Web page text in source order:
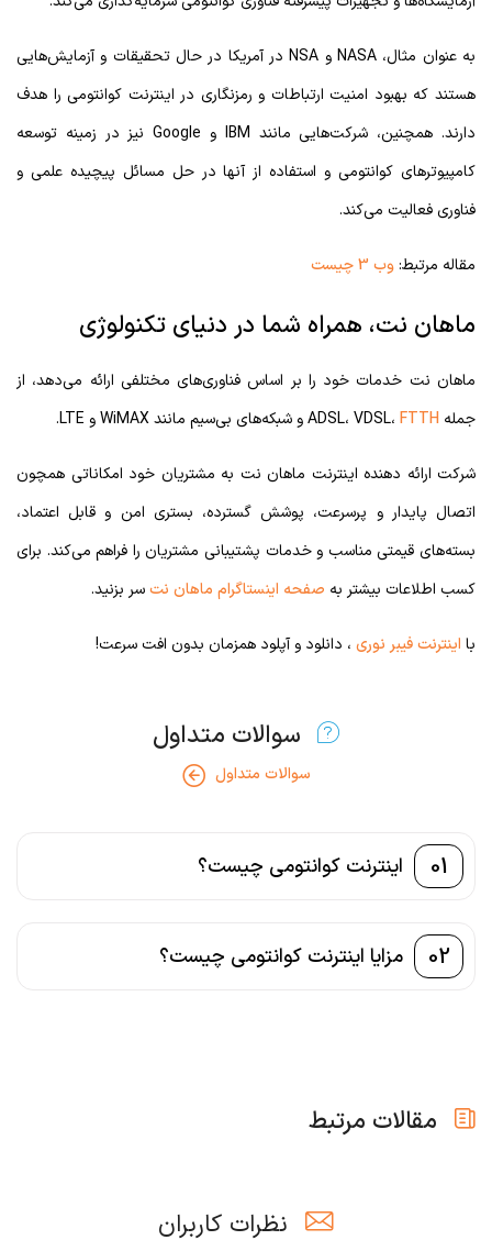
به عنوان مثال، NASA و NSA در آمریکا در حال تحقیقات و آزمایش‌هایی
هستند که بهبود امنیت ارتباطات و رمزنگاری در اینترنت کوانتومی را هدف
دارند. همچنین، شرکت‌هایی مانند IBM و Google نیز در زمینه توسعه
کامپیوترهای کوانتومی و استفاده از آنها در حل مسائل پیچیده علمی و
فناوری فعالیت می‌کند.
مقاله مرتبط:وب 3 چیست
ماهان نت، همراه شما در دنیای تکنولوژی
ماهان نت خدمات خود را بر اساس فناوری‌های مختلفی ارائه می‌دهد، از
جمله ADSL، VDSL، FTTH و شبکه‌های بی‌سیم مانند WiMAX و LTE.
شرکت ارائه دهنده اینترنت ماهان نت به مشتریان خود امکاناتی همچون
اتصال پایدار و پرسرعت، پوشش گسترده، بستری امن و قابل اعتماد،
بسته‌های قیمتی مناسب و خدمات پشتیبانی مشتریان را فراهم می‌کند. برای
کسب اطلاعات بیشتر به صفحه اینستاگرام ماهان نتسر بزنید.
با اینترنت فیبر نوری ، دانلود و آپلود همزمان بدون افت سرعت!
سوالات متداول
سوالات متداول
01 اینترنت کوانتومی چیست؟
02 مزایا اینترنت کوانتومی چیست؟
مقالات مرتبط
نظرات کاربران